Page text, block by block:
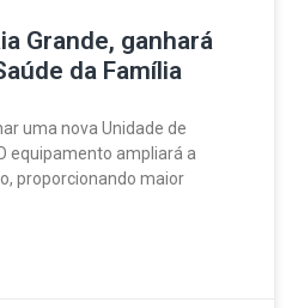
Grande, ganhará
da Família
uma nova Unidade de
equipamento ampliará a
proporcionando maior